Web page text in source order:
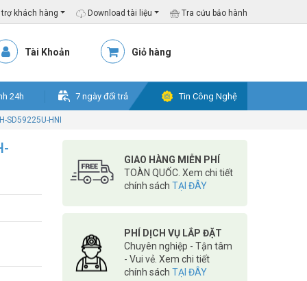
khách hàng Download tài liệu Tra cứu bảo hành
Tài Khoản Giỏ hàng
24h 7 ngày đổi trả Tin Công Nghệ
SD59225U-HNI
GIAO HÀNG MIỄN PHÍ
TOÀN QUỐC. Xem chi tiết
chính sách TẠI ĐÂY
PHÍ DỊCH VỤ LẮP ĐẶT
Chuyên nghiệp - Tận tâm
- Vui vẻ. Xem chi tiết
chính sách TẠI ĐÂY